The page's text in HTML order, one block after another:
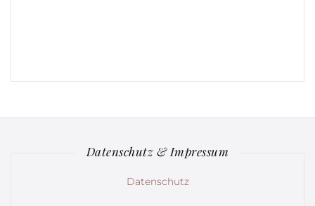
Datenschutz & Impressum
Datenschutz